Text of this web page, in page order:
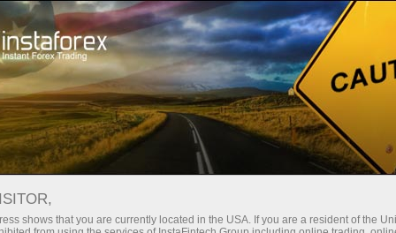
Трейдерам Торгові умови VPS-сервер
Хостинг Forex VPS -
shows that you are currently located in the USA. If you are a resident of the